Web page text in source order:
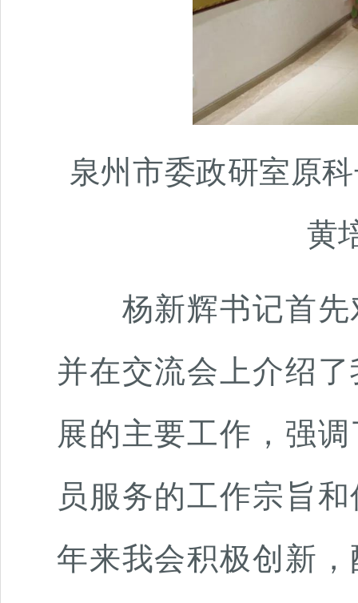
泉州市委政研室原
黄
杨新辉书记首先
并在交流会上介绍
展的主要工作，强
员服务的工作宗旨
年来我会积极创新